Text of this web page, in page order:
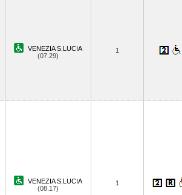
VENEZIA S.LUCIA
(07.29)
1
VENEZIA S.LUCIA
(08.17)
1